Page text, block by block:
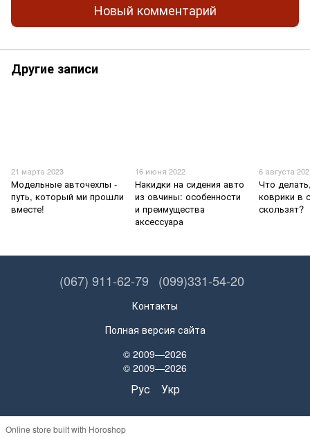
Новый комментарий
Другие записи
21 марта 2023
Модельные авточехлы -
путь, который ми прошли
вместе!
16 июня 2022
Накидки на сидения авто
из овчины: особенности
и преимущества
аксессуара
6 августа
Что
коврики в
скользят?
(067) 911-62-79 (099)331-54-20
Контакты
Полная версия сайта
© 2009—2026
© 2009—2026
Рус Укр
Online store built with Horoshop